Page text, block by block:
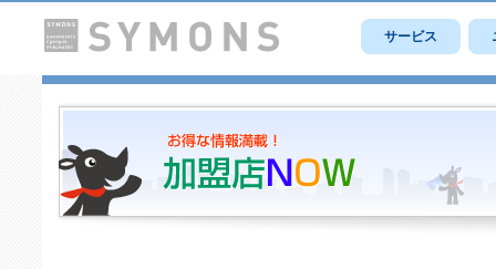
サービス